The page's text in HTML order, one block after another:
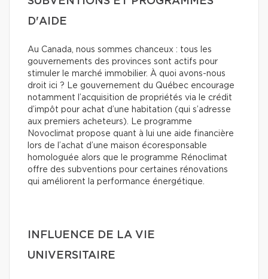
D'AIDE
Au Canada, nous sommes chanceux : tous les
gouvernements des provinces sont actifs pour
stimuler le marché immobilier. À quoi avons-nous
droit ici ? Le gouvernement du Québec encourage
notamment l’acquisition de propriétés via le crédit
d’impôt pour achat d’une habitation (qui s’adresse
aux premiers acheteurs). Le programme
Novoclimat propose quant à lui une aide financière
lors de l’achat d’une maison écoresponsable
homologuée alors que le programme Rénoclimat
offre des subventions pour certaines rénovations
qui améliorent la performance énergétique.
INFLUENCE DE LA VIE
UNIVERSITAIRE